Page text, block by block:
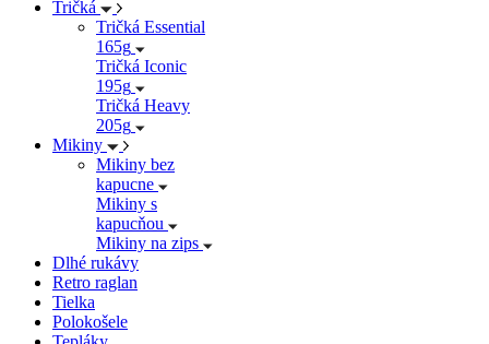
Tričká
Tričká Essential
165g
Tričká Iconic
195g
Tričká Heavy
205g
Mikiny
Mikiny bez
kapucne
Mikiny s
kapucňou
Mikiny na zips
Dlhé rukávy
Retro raglan
Tielka
Polokošele